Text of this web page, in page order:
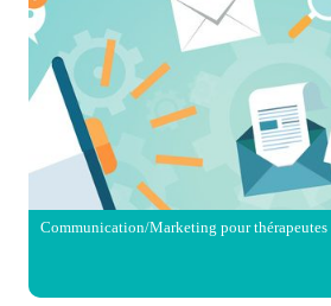
Communication/Marketing pour thérapeutes